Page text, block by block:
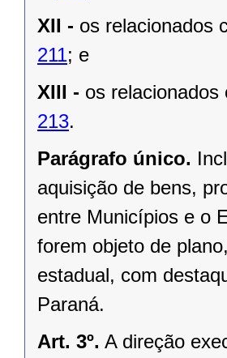
XII - os relacionados
211; e
XIII - os
213.
Parágrafo único.
aquisição de bens,
entre Municípios e o
forem objeto de
estadual, com
Paraná.
Art. 3º. A direção